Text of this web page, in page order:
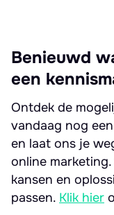
Benieuwd
een
Ontdek de
vandaag nog
en laat ons je
online
kansen en
passen. Klik hier